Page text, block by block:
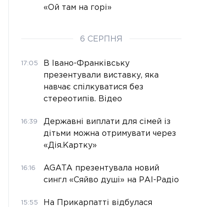
«Ой там на горі»
6 СЕРПНЯ
17:05
В Івано-Франківську
презентували виставку, яка
навчає спілкуватися без
стереотипів. Відео
16:39
Державні виплати для сімей із
дітьми можна отримувати через
«Дія.Картку»
16:16
AGATA презентувала новий
сингл «Сяйво душі» на РАІ-Радіо
15:55
На Прикарпатті відбулася